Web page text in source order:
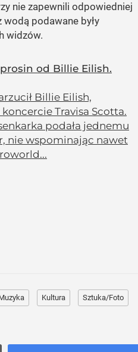
nie zapewnili odpowiedniej
podawane były
widzów.
od Billie Eilish.
Billie Eilish,
koncercie Travisa Scotta.
podała jednemu
nie wspominając nawet
Kultura Sztuka/Foto